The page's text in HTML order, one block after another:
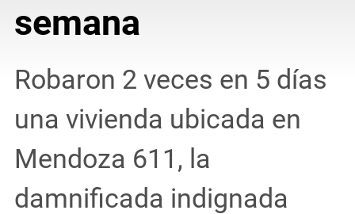
semana
Robaron 2 veces en 5 días
una vivienda ubicada en
Mendoza 611, la
damnificada indignada